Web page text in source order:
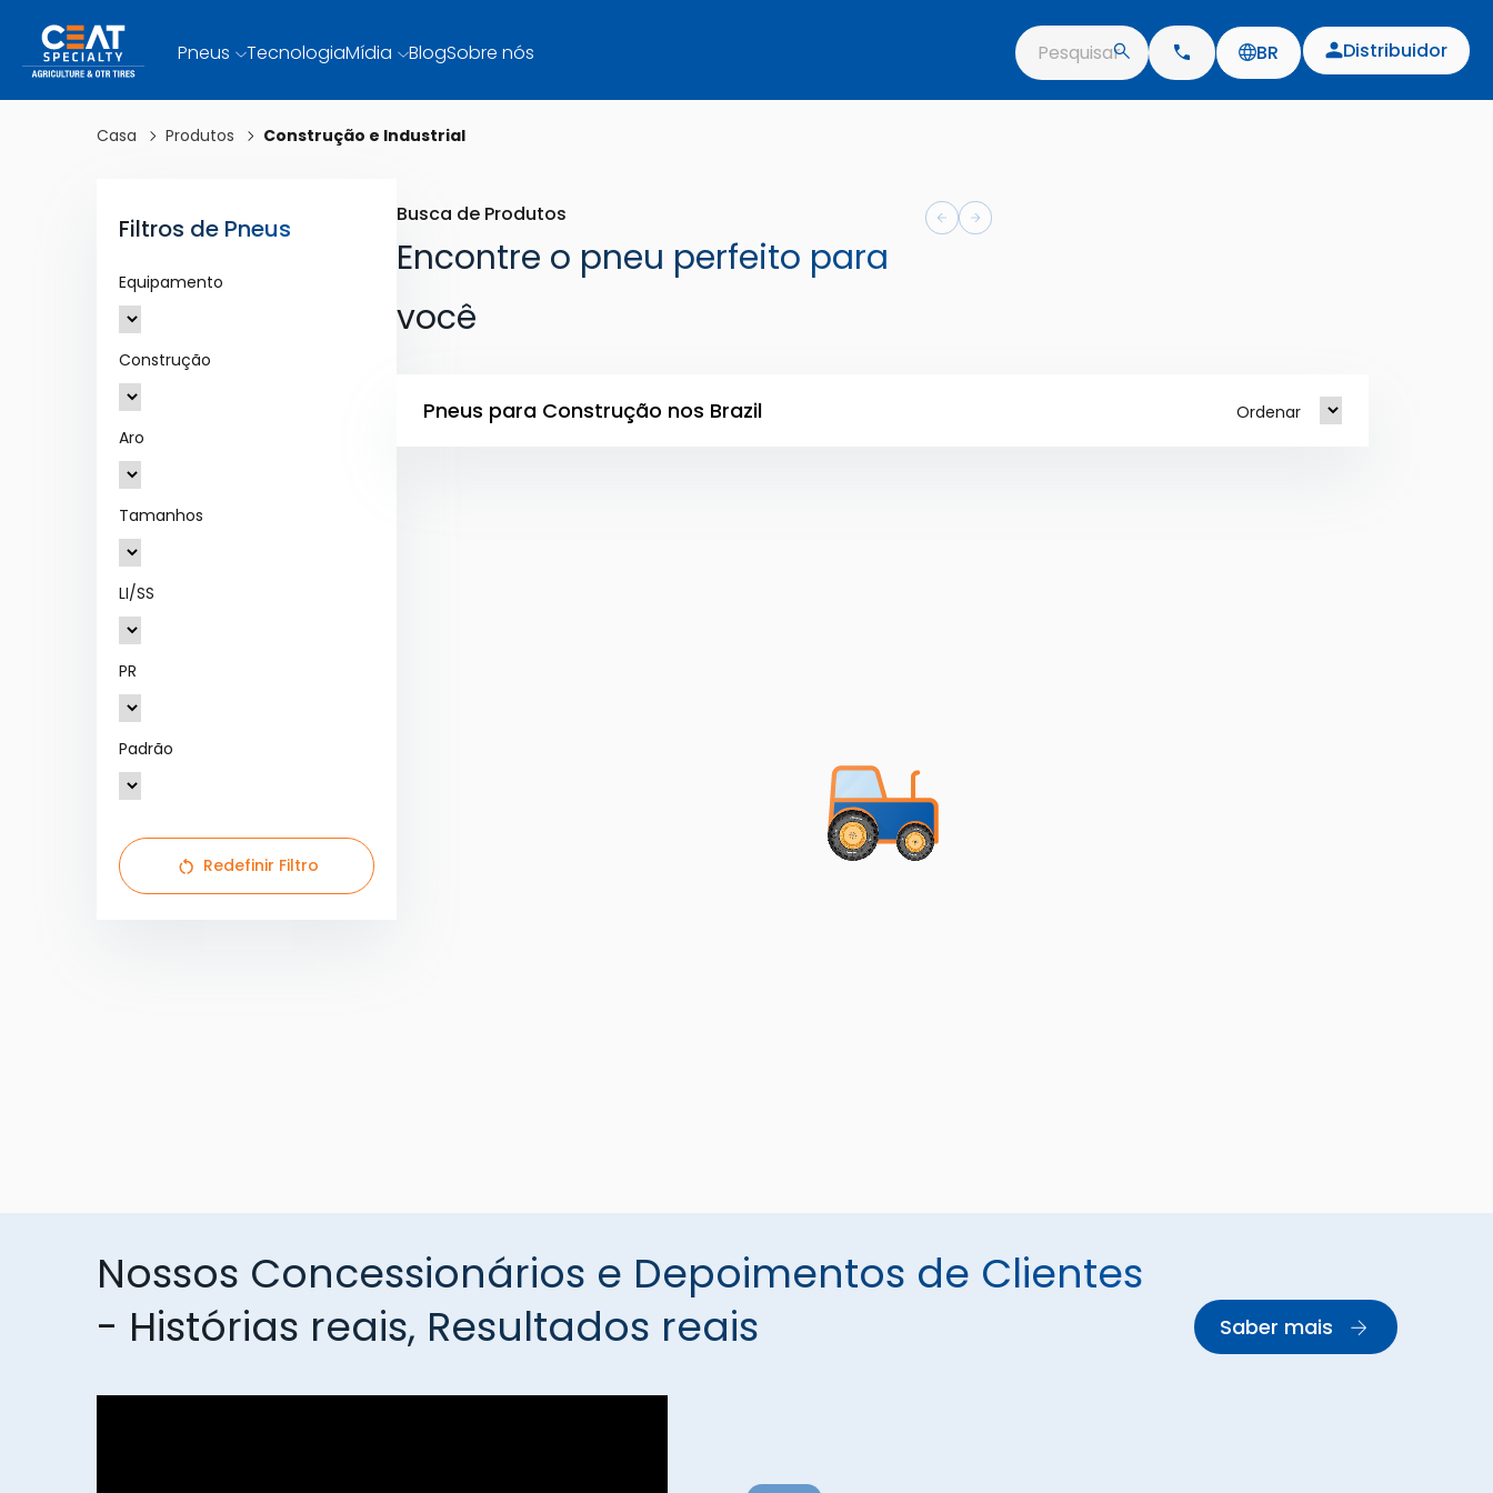
Pneus TecnologiaMídia BlogSobre nós Pesquisar BR Distribuidor
Casa Produtos Construção e Industrial
Filtros de Pneus
Equipamento
Construção
Aro
Tamanhos
LI/SS
PR
Padrão
Redefinir Filtro
Busca de Produtos
Encontre o pneu perfeito para
você
Pneus para Construção nos Brazil Ordenar
Nossos Concessionários e Depoimentos de Clientes
- Histórias reais, Resultados reais
Saber mais
Customer